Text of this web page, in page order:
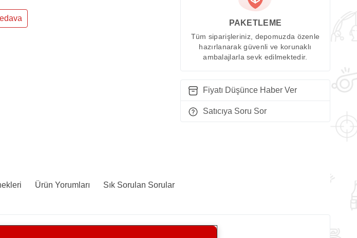
PAKETLEME
Tüm siparişleriniz, depomuzda özenle
hazırlanarak güvenli ve korunaklı
ambalajlarla sevk edilmektedir.
Fiyatı Düşünce Haber Ver
Satıcıya Soru Sor
Ürün Yorumları Sık Sorulan Sorular